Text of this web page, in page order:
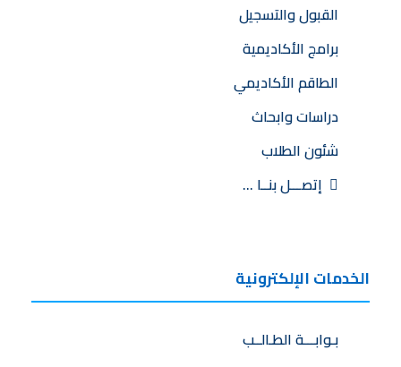
القبول والتسجيل
برامج الأكاديمية
الطاقم الأكاديمي
دراسات وابحاث
شئون الطلاب
إتصـــل بنــا …
الخدمات الإلكترونية
بـوابـــة الطـالــب